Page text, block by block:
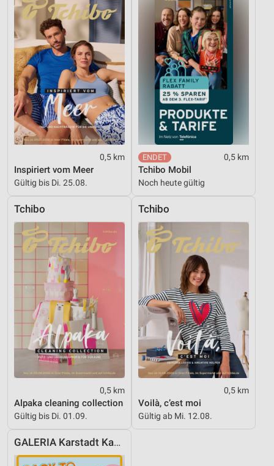
0,5 km
Inspiriert vom Meer
Gültig bis Di. 25.08.
0,5 km
Tchibo Mobil
Noch heute gültig
Tchibo
0,5 km
Alpaka cleaning collection
Gültig bis Di. 01.09.
Tchibo
0,5 km
Voilà, c’est moi
Gültig ab Mi. 12.08.
GALERIA Karstadt Kaufhof